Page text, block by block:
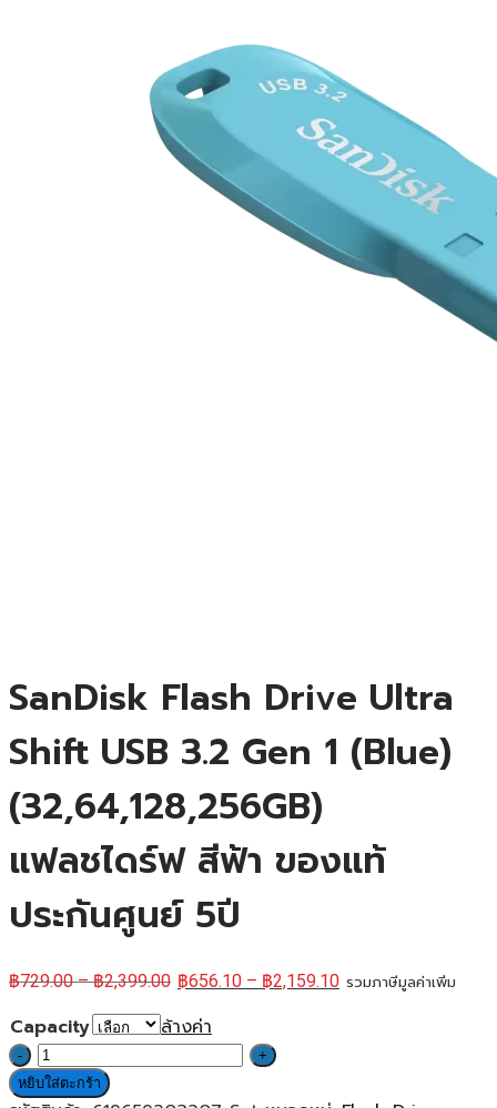
SanDisk Flash Drive Ultra
Shift USB 3.2 Gen 1 (Blue)
(32,64,128,256GB)
แฟลชไดร์ฟ สีฟ้า ของแท้
ประกันศูนย์ 5ปี
฿729.00–฿2,399.00 ฿656.10 – ฿2,159.10 รวมภาษีมูลค่าเพิ่ม
Capacity
ล้างค่า
จำนวน
SanDisk
หยิบใส่ตะกร้า